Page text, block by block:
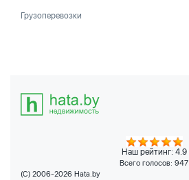
Грузоперевозки
Наш рейтинг: 4.9
Всего голосов: 947
(C) 2006-2026 Hata.by